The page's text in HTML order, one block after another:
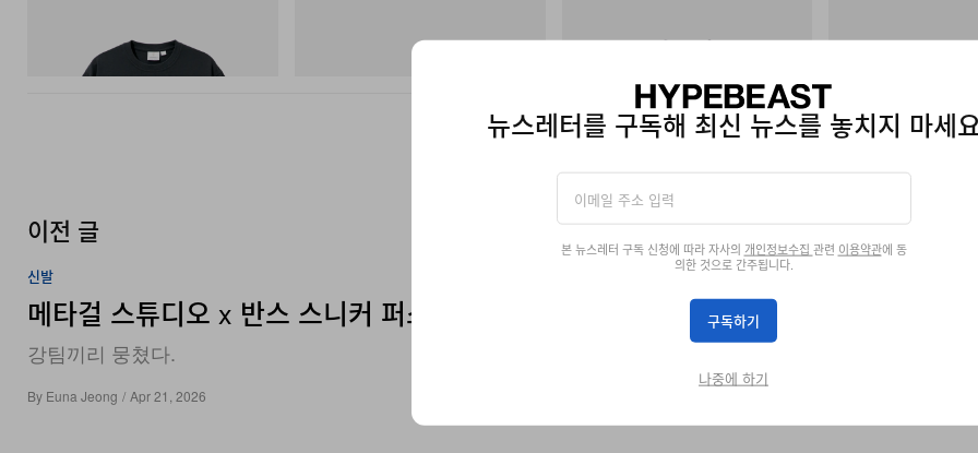
신발
메타걸 스튜디오 x 반스 스니커 퍼스트룩 공개
강팀끼리 뭉쳤다.
By Euna Jeong / Apr 21, 2026
뉴스레터를 구독해 최신 뉴스를 놓치지 마세
본 뉴스레터 구독 신청에 따라 자사의 개인정보수집 관련 이용약관에 동
의한 것으로 간주됩니다.
구독하기
나중에 하기